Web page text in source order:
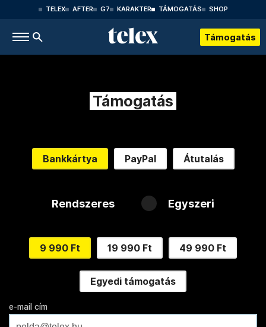
TELEX AFTER G7 KARAKTER TÁMOGATÁS SHOP
Támogatás
Támogatás
Bankkártya PayPal Átutalás
Rendszeres Egyszeri
9 990 Ft 19 990 Ft 49 990 Ft
Egyedi támogatás
e-mail cím